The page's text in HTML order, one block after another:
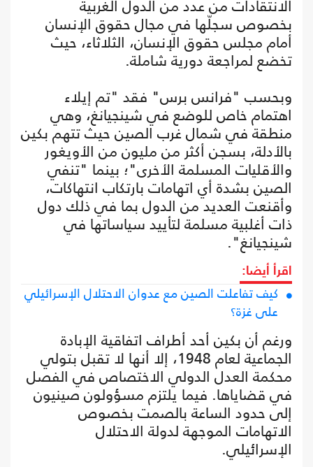
الانتقادات من عدد من الدول الغربية
بخصوص سجلّها في مجال حقوق الإنسان
أمام مجلس حقوق الإنسان، الثلاثاء، حيث
تخضع لمراجعة دورية شاملة.
وبحسب "فرانس برس" فقد "تم إيلاء
اهتمام خاص للوضع في شينجيانغ، وهي
منطقة في شمال غرب الصين حيث تتهم بكين
بالأدلة، بسجن أكثر من مليون من الأويغور
والأقليات المسلمة الأخرى"؛ بينما "تنفي
الصين بشدة أي اتهامات بارتكاب انتهاكات،
وأقنعت العديد من الدول بما في ذلك دول
ذات أغلبية مسلمة لتأييد سياساتها في
شينجيانغ".
اقرأ أيضا:
كيف تفاعلت الصين مع عدوان الاحتلال الإسرائيلي
على غزة؟
ورغم أن بكين أحد أطراف اتفاقية الإبادة
الجماعية لعام 1948، إلا أنها لا تقبل بتولي
محكمة العدل الدولي الاختصاص في الفصل
في قضاياها. فيما يلتزم مسؤولون صينيون
إلى حدود الساعة بالصمت بخصوص
الاتهامات الموجهة لدولة الاحتلال
الإسرائيلي.